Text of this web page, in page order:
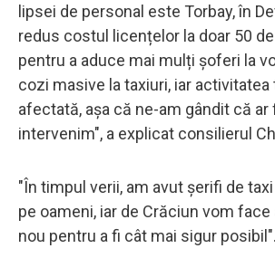
lipsei de personal este Torbay, în
redus costul licențelor la doar 50
pentru a aduce mai mulți șoferi la
cozi masive la taxiuri, iar
afectată, așa că ne-am gândit că ar
intervenim", a explicat consilierul
"În timpul verii, am avut șerifi de
pe oameni, iar de Crăciun vom
nou pentru a fi cât mai sigur posibil".